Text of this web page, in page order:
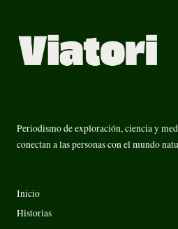
Periodismo de exploración, ciencia y
conectan a las personas con el mundo
Inicio
Historias